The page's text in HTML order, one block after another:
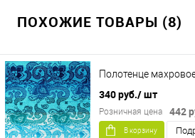
ПОХОЖИЕ ТОВАРЫ (8)
Полотенце
340 руб./ шт
442
Розничная цена
В корзину